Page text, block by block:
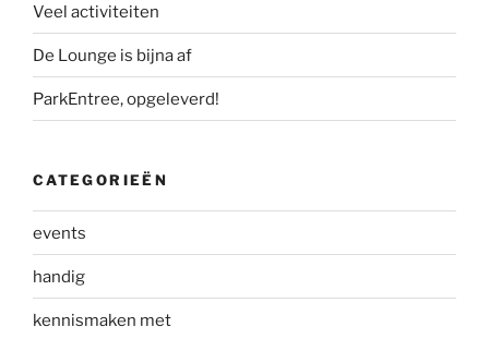
Veel activiteiten
De Lounge is bijna af
ParkEntree, opgeleverd!
CATEGORIEËN
events
handig
kennismaken met